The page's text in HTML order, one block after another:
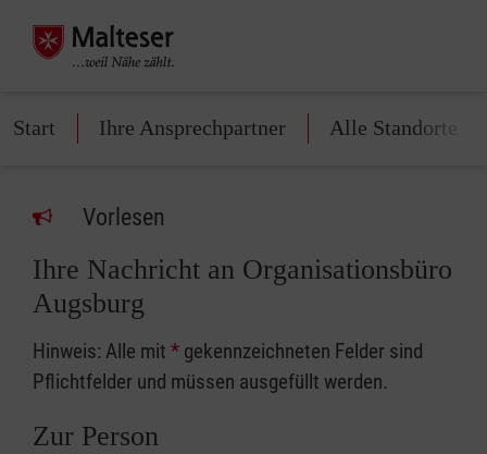
Start Ihre Ansprechpartner Alle Standorte
Vorlesen
Ihre Nachricht an Organisationsbüro
Augsburg
Hinweis: Alle mit * gekennzeichneten Felder sind
Pflichtfelder und müssen ausgefüllt werden.
Zur Person